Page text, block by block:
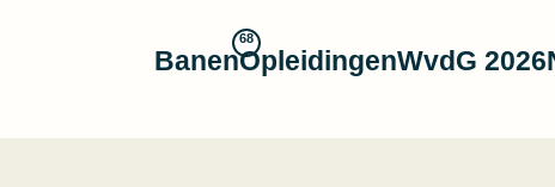
Banen
68
OpleidingenWvdG 2026